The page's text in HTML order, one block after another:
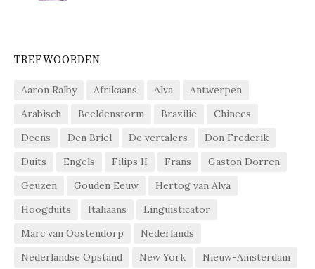
TREFWOORDEN
Aaron Ralby Afrikaans Alva
Antwerpen
Arabisch
Beeldenstorm Brazilië
Chinees
Deens
Den Briel De vertalers
Don Frederik
Duits
Engels Filips II Frans
Gaston Dorren
Geuzen
Gouden Eeuw
Hertog van Alva
Hoogduits
Italiaans
Linguisticator
Marc van Oostendorp
Nederlands
Nederlandse Opstand
New York
Nieuw-Amsterdam